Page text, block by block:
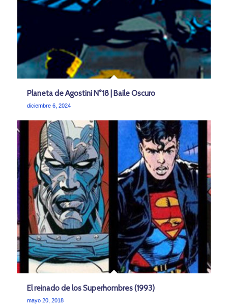
Planeta de Agostini N°18 | Baile Oscuro
diciembre 6, 2024
El reinado de los Superhombres (1993)
mayo 20, 2018